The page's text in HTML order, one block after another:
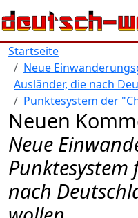
Direkt zum Inhalt
Startseite
Neue
Ausländer, die nach
Punktesystem der
Neuen
Neue
Punktesystem
nach